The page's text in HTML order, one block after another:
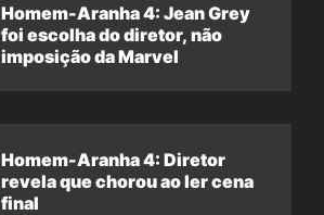
Homem-Aranha 4: Jean Grey
foi escolha do diretor, não
imposição da Marvel
Homem-Aranha 4: Diretor
revela que chorou ao ler cena
final